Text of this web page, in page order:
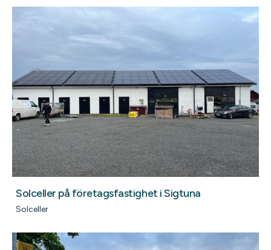
Solceller på företagsfastighet i Sigtuna
Solceller